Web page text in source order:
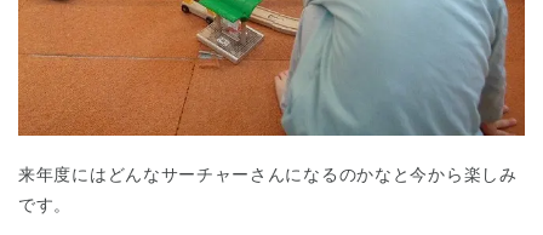
千葉県 千葉県 全域
来年度にはどんなサーチャーさんになるのかなと今から楽しみ
です。